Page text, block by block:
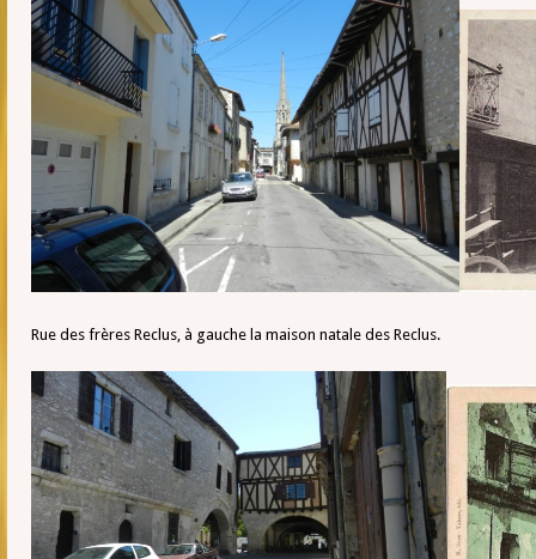
Rue des frères Reclus, à gauche la maison natale des Reclus.